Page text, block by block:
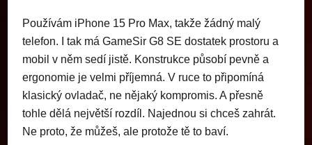
Používám iPhone 15 Pro Max, takže žádný malý
telefon. I tak má GameSir G8 SE dostatek prostoru a
mobil v něm sedí jistě. Konstrukce působí pevně a
ergonomie je velmi příjemná. V ruce to připomíná
klasický ovladač, ne nějaký kompromis. A přesně
tohle dělá největší rozdíl. Najednou si chceš zahrát.
Ne proto, že můžeš, ale protože tě to baví.